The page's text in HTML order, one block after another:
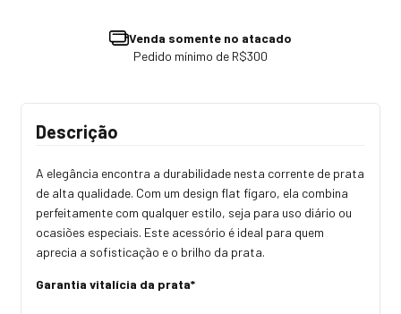
Venda somente no atacado
Pedido mínimo de R$300
Descrição
A elegância encontra a durabilidade nesta corrente de prata
de alta qualidade. Com um design flat fígaro, ela combina
perfeitamente com qualquer estilo, seja para uso diário ou
ocasiões especiais. Este acessório é ideal para quem
aprecia a sofisticação e o brilho da prata.
Garantia vitalícia da prata*